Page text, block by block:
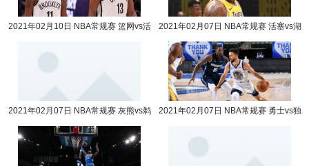
2021年02月10日 NBA常规赛 篮网vs活
2021年02月07日 NBA常规赛 活塞vs湖
2021年02月07日 NBA常规赛 灰熊vs鹈
2021年02月07日 NBA常规赛 勇士vs独